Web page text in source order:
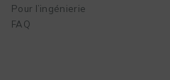
Pour l’ingénierie
FAQ